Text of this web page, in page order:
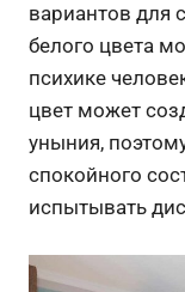
вариантов для
белого цвета
психике
цвет может
уныния,
спокойного
испытывать